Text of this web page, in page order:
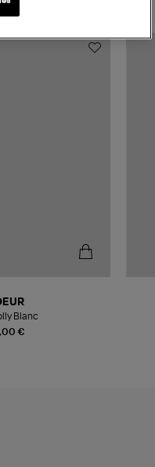
€
Blanc